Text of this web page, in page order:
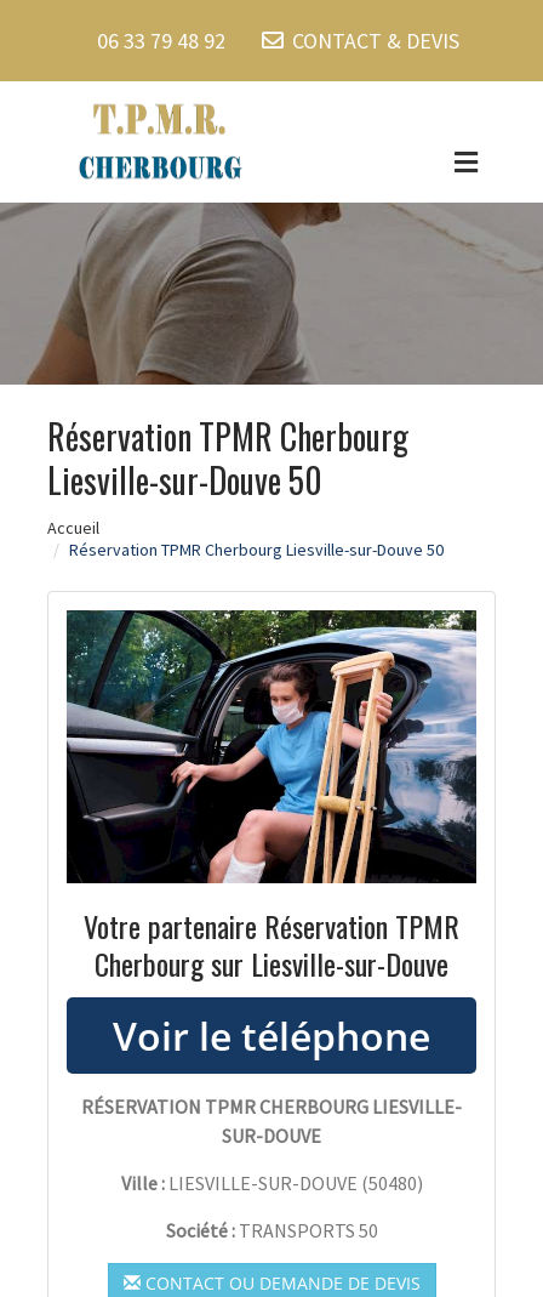
06 33 79 48 92 CONTACT & DEVIS
Réservation TPMR Cherbourg
Liesville-sur-Douve 50
Accueil
Réservation TPMR Cherbourg Liesville-sur-Douve 50
Votre partenaire Réservation TPMR
Cherbourg sur Liesville-sur-Douve
RÉSERVATION TPMR CHERBOURG LIESVILLE-
SUR-DOUVE
Ville : LIESVILLE-SUR-DOUVE (50480)
Société : TRANSPORTS 50
CONTACT OU DEMANDE DE DEVIS